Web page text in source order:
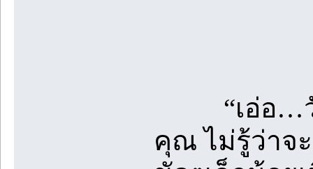
“เอ่อ…วัน
คุณ ไม่รู้ว่าจ